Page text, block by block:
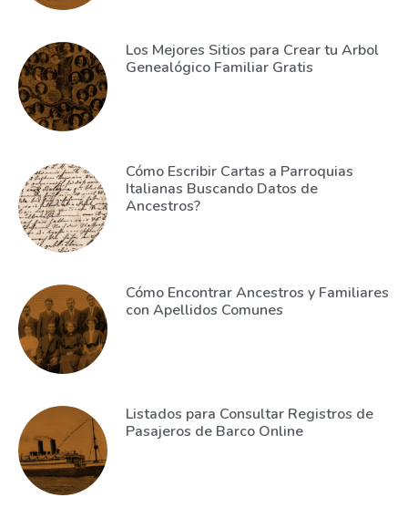
Los Mejores Sitios para Crear tu Arbol
Genealógico Familiar Gratis
Cómo Escribir Cartas a Parroquias
Italianas Buscando Datos de
Ancestros?
Cómo Encontrar Ancestros y Familiares
con Apellidos Comunes
Listados para Consultar Registros de
Pasajeros de Barco Online